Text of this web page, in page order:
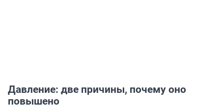
Давление: две причины, почему оно
повышено